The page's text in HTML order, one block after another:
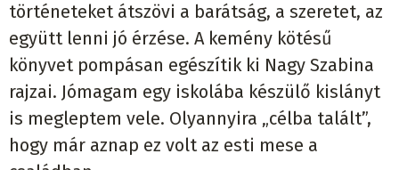
történeteket átszövi a barátság, a szeretet, az
együtt lenni jó érzése. A kemény kötésű
könyvet pompásan egészítik ki Nagy Szabina
rajzai. Jómagam egy iskolába készülő kislányt
is megleptem vele. Olyannyira „célba talált”,
hogy már aznap ez volt az esti mese a